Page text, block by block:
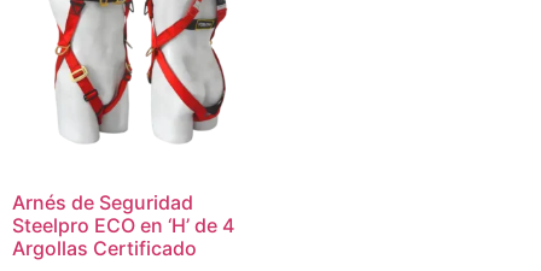
Arnés de Seguridad
Steelpro ECO en ‘H’ de 4
Argollas Certificado